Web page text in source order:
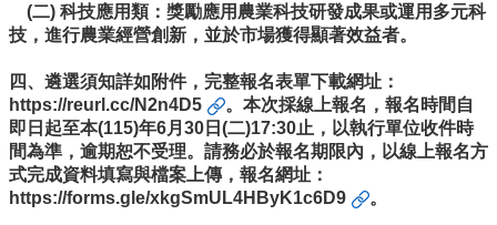
關
法
聯
絡
我
們
(二) 科技應用類：獎勵應用農業科技研發成果或運用多元科
技，進行農業經營創新，並於市場獲得顯著效益者。
四、遴選須知詳如附件，完整報名表單下載網址：
https://reurl.cc/N2n4D5
。本次採線上報名，報名時間自
即日起至本(115)年6月30日(二)17:30止，以執行單位收件時
間為準，逾期恕不受理。請務必於報名期限內，以線上報名方
式完成資料填寫與檔案上傳，報名網址：
https://forms.gle/xkgSmUL4HByK1c6D9
。